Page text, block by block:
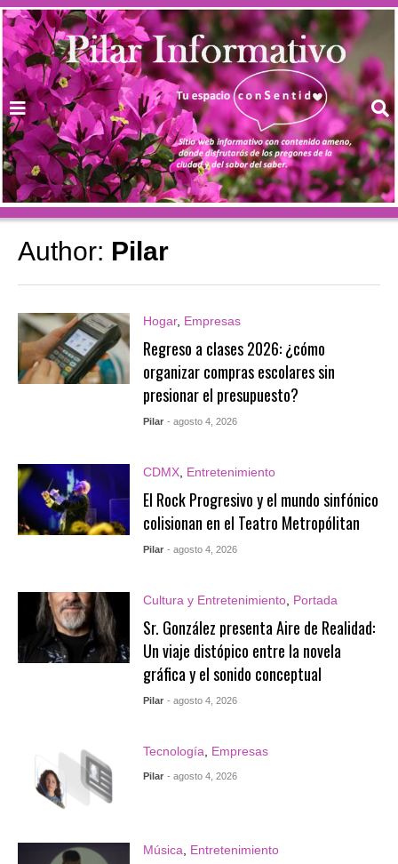
Author: Pilar
Hogar, Empresas
Regreso a clases 2026: ¿cómo
organizar compras escolares sin
presionar el presupuesto?
Pilar - agosto 4, 2026
CDMX, Entretenimiento
El Rock Progresivo y el mundo sinfónico
colisionan en el Teatro Metropólitan
Pilar - agosto 4, 2026
Cultura y Entretenimiento, Portada
Sr. González presenta Aire de Realidad:
Un viaje distópico entre la novela
gráfica y el sonido conceptual
Pilar - agosto 4, 2026
Tecnología Empresas
Pilar - agosto 4, 2026
Música, Entretenimiento